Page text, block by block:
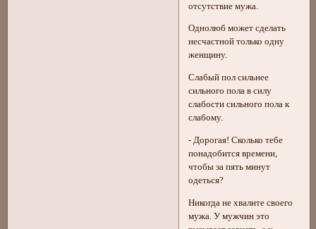
отсутствие мужа.
Однолюб может сделать
несчастной только одну
женщину.
Слабый пол сильнее
сильного пола в силу
слабости сильного пола к
слабому.
- Дорогая! Сколько тебе
понадобится времени,
чтобы за пять минут
одеться?
Никогда не хвалите своего
мужа. У мужчин это